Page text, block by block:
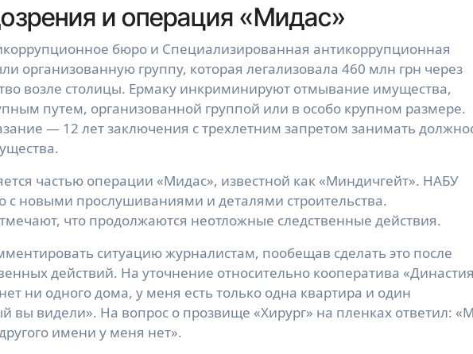
и операция «Мидас»
бюро и Специализированная антикоррупционная
организованную группу, которая легализовала 460 млн грн через
возле столицы. Ермаку инкриминируют отмывание имущества,
путем, организованной группой или в особо крупном размере.
— 12 лет заключения с трехлетним запретом занимать
частью операции «Мидас», известной как «Миндичгейт». НАБУ
с новыми прослушиваниями и деталями строительства.
что продолжаются неотложные следственные действия.
ситуацию журналистам, пообещав сделать это после
действий. На уточнение относительно кооператива
ни одного дома, у меня есть только одна квартира и один
вы видели». На вопрос о прозвище «Хирург» на пленках ответил:
имени у меня нет».